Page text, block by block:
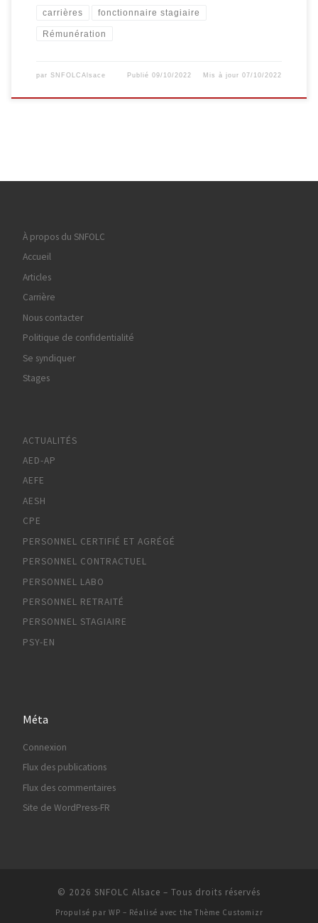
carrières fonctionnaire stagiaire
Rémunération
par SNFOLCAlsace Publié09/10/2022 Mis à jour07/10/2022
À propos du SNFOLC
Accueil
Articles
Carrière
Nous contacter
Politique de confidentialité
Se syndiquer
Stages
ACTUALITÉS
AED-AP
AEFE
AESH
CPE
PERSONNEL CERTIFIÉ ET AGRÉGÉ
PERSONNEL CONTRACTUEL
PERSONNEL LABO
PERSONNEL RETRAITÉ
PERSONNEL STAGIAIRE
PSY-EN
Méta
Connexion
Flux des publications
Flux des commentaires
Site de WordPress-FR
© 2026 SNFOLC Alsace – Tous droits réservés
Propulsé par WP – Réalisé avec the Thème Customizr